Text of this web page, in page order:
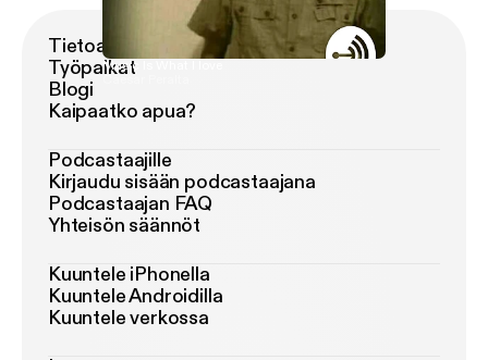
Music Is What I love
Tietoa Podimosta
Työpaikat
Blogi
Kaipaatko apua?
Podcastaajille
Kirjaudu sisään podcastaajana
Podcastaajan FAQ
Yhteisön säännöt
Kuuntele iPhonella
Kuuntele Androidilla
Kuuntele verkossa